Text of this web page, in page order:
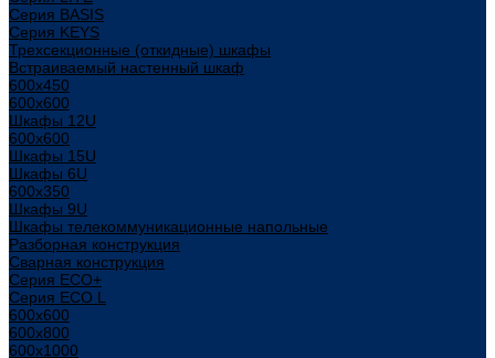
Cерия BASIS
Cерия KEYS
Трехсекционные (откидные) шкафы
Встраиваемый настенный шкаф
600x450
600x600
Шкафы 12U
600x600
Шкафы 15U
Шкафы 6U
600x350
Шкафы 9U
Шкафы телекоммуникационные напольные
Разборная конструкция
Сварная конструкция
Серия ECO+
Серия ECO L
600x600
600x800
600х1000